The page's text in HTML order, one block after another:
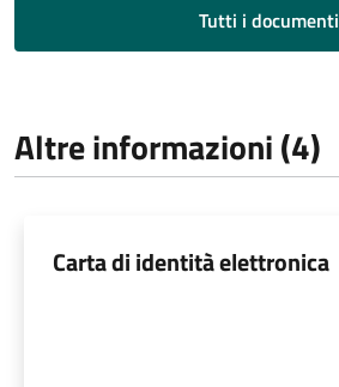
Tutti i documenti
Altre informazioni (4)
Carta di identità elettronica